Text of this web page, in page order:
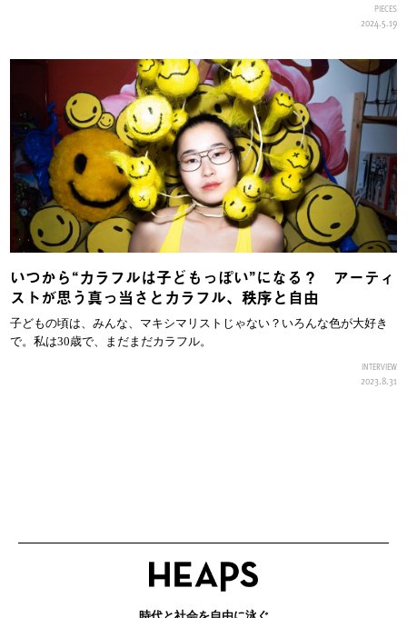
PIECES
2024.5.19
いつから“カラフルは子どもっぽい”になる？ アーティ
ストが思う真っ当さとカラフル、秩序と自由
子どもの頃は、みんな、マキシマリストじゃない？いろんな色が大好き
で。私は30歳で、まだまだカラフル。
INTERVIEW
2023.8.31